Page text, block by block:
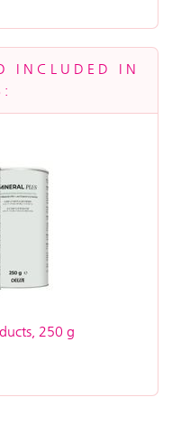
INCLUDED IN
250 g